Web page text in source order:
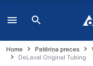
Home Patēriņa preces
DeLaval Original Tubing